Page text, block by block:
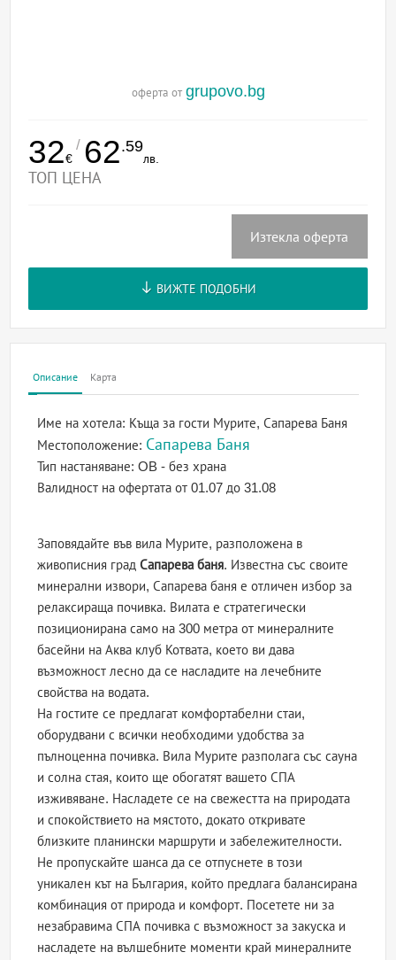
оферта от grupovo.bg
32€
/ 62.59
лв.
ТОП ЦЕНА
Изтекла оферта
ВИЖТЕ ПОДОБНИ
Описание Карта
Име на хотела: Къща за гости Мурите, Сапарева Баня
Местоположение: Сапарева Баня
Тип настаняване:OB - без храна
Валидност на офертатаот 01.07 до 31.08
Заповядайте във вила Мурите, разположена в
живописния градСапарева баня. Известна със своите
минерални извори, Сапарева баня е отличен избор за
релаксираща почивка. Вилата е стратегически
позиционирана само на 300 метра от минералните
басейни на Аква клуб Котвата, което ви дава
възможност лесно да се насладите на лечебните
свойства на водата.
На гостите се предлагат комфортабелни стаи,
оборудвани с всички необходими удобства за
пълноценна почивка. Вила Мурите разполага със сауна
и солна стая, които ще обогатят вашето СПА
изживяване. Насладете се на свежестта на природата
и спокойствието на мястото, докато откривате
близките планински маршрути и забележителности.
Не пропускайте шанса да се отпуснете в този
уникален кът на България, който предлага балансирана
комбинация от природа и комфорт. Посетете ни за
незабравима СПА почивка с възможност за закуска и
насладете на вълшебните моменти край минералните